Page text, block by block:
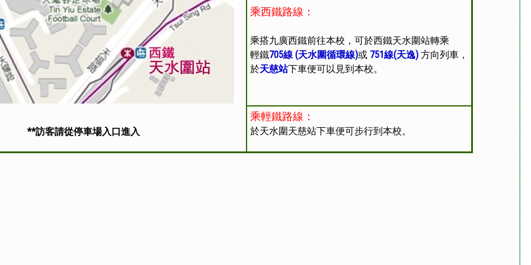
**訪客請從停車場入口進入
乘西鐵路線：
乘搭九廣西鐵前往本校，可於西鐵天水圍站轉乘
輕鐵705線 (天水圍循環線)或 751線(天逸) 方向列車，
於天慈站下車便可以見到本校。
乘輕鐵路線 ：
於天水圍天慈站下車便可步行到本校。